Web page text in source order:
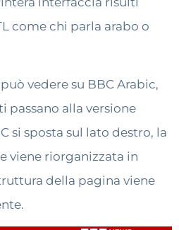
come chi parla arabo o
vedere su BBC Arabic,
passano alla versione
si sposta sul lato destro, la
viene riorganizzata in
della pagina viene